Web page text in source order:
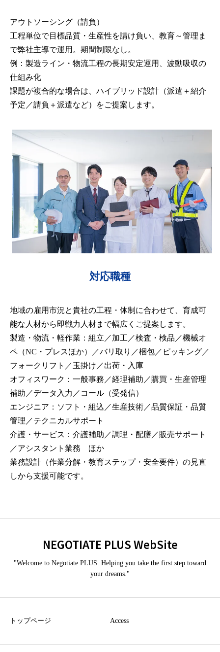
アウトソーシング（請負）
工程単位で目標品質・生産性を請け負い、教育～管理ま
で弊社主導で運用。期間制限なし。
例：製造ライン・物流工程の長期安定運用、波動吸収の
仕組み化
課題が複合的な場合は、ハイブリッド設計（派遣＋紹介
予定／請負＋派遣など）をご提案します。
対応職種
地域の雇用市況と貴社の工程・体制に合わせて、育成可
能な人材から即戦力人材まで幅広くご提案します。
製造・物流・軽作業：組立／加工／検査・検品／機械オ
ペ（NC・プレスほか）／バリ取り／梱包／ピッキング／
フォークリフト／玉掛け／出荷・入庫
オフィスワーク：一般事務／経理補助／購買・生産管理
補助／データ入力／コール（受発信）
エンジニア：ソフト・組込／生産技術／品質保証・品質
管理／テクニカルサポート
介護・サービス：介護補助／調理・配膳／販売サポート
／アシスタント業務 ほか
業務設計（作業分解・教育ステップ・安全要件）の見直
しから支援可能です。
NEGOTIATE PLUS WebSite
"Welcome to Negotiate PLUS. Helping you take the first step toward
your dreams."
トップページ Access